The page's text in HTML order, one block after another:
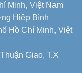
Minh, Việt Nam
Hiệp Bình
Hồ Chí Minh, Việt
Giao, T.X